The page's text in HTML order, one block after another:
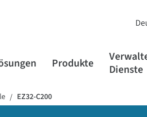
Produkte
Dienste
/ EZ32-C200